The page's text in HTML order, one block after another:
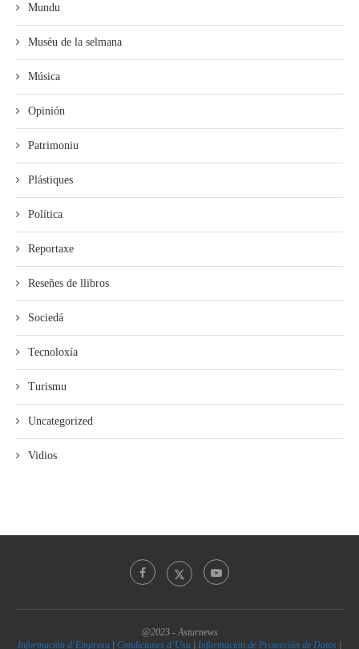
Mundu
Muséu de la selmana
Música
Opinión
Patrimoniu
Plástiques
Política
Reportaxe
Reseñes de llibros
Sociedá
Tecnoloxía
Turismu
Uncategorized
Vidios
@2023 - Asturnews
Información d’Empresa | Condiciones d’Usu | Información de Protección de Datos |